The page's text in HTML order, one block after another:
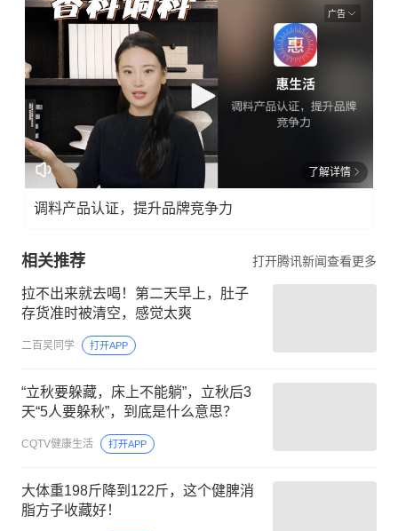
广告
了解详情
调料产品认证，提升品牌竞争力
相关推荐 打开腾讯新闻查看更多
拉不出来就去喝！第二天早上，肚子
存货准时被清空，感觉太爽
二百吴同学 打开APP
“立秋要躲藏，床上不能躺”，立秋后3
天“5人要躲秋”，到底是什么意思？
CQTV健康生活 打开APP
大体重198斤降到122斤，这个健脾消
脂方子收藏好！